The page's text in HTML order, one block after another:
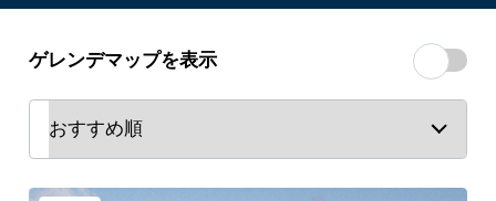
ゲレンデマップを表示